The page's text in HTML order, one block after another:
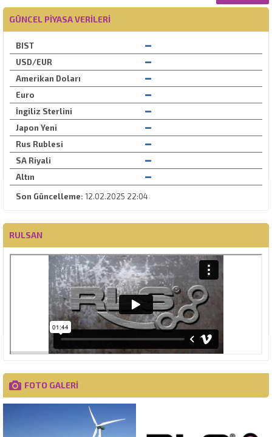
GÜNCEL PIYASA VERILERI
BIST
USD/EUR
Amerikan Doları
Euro
İngiliz Sterlini
Japon Yeni
Rus Rublesi
SA Riyali
Altın
Son Güncelleme: 12.02.2025 22:04
RULSAN
FOTO GALERİ